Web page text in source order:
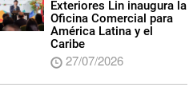
Exteriores Lin inaugura la
Oficina Comercial para
América Latina y el
Caribe
27/07/2026